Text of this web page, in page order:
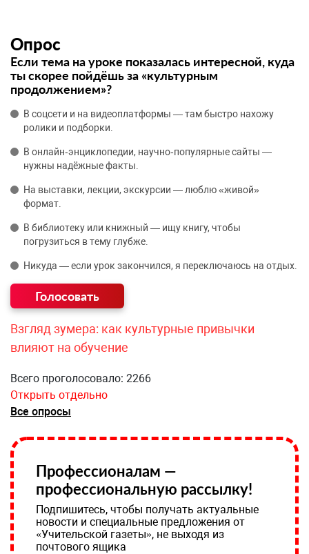
Опрос
Если тема на уроке показалась интересной, куда
ты скорее пойдёшь за «культурным
продолжением»?
В соцсети и на видеоплатформы — там быстро нахожу
ролики и подборки.
В онлайн‑энциклопедии, научно‑популярные сайты —
нужны надёжные факты.
На выставки, лекции, экскурсии — люблю «живой»
формат.
В библиотеку или книжный — ищу книгу, чтобы
погрузиться в тему глубже.
Никуда — если урок закончился, я переключаюсь на отдых.
Взгляд зумера: как культурные привычки
влияют на обучение
Всего проголосовало: 2266
Открыть отдельно
Все опросы
Профессионалам —
профессиональную рассылку!
Подпишитесь, чтобы получать актуальные
новости и специальные предложения от
«Учительской газеты», не выходя из
почтового ящика